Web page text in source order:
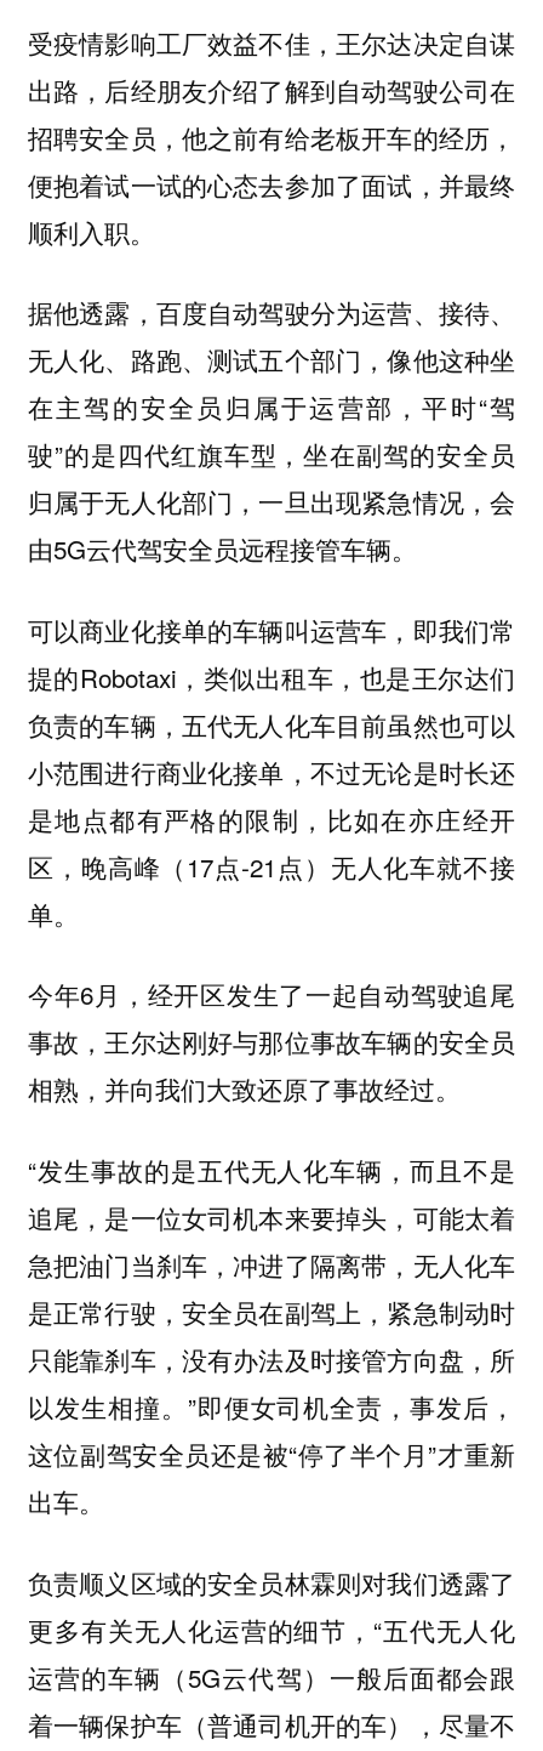
受疫情影响工厂效益不佳，王尔达决定自谋
出路，后经朋友介绍了解到自动驾驶公司在
招聘安全员，他之前有给老板开车的经历，
便抱着试一试的心态去参加了面试，并最终
顺利入职。
据他透露，百度自动驾驶分为运营、接待、
无人化、路跑、测试五个部门，像他这种坐
在主驾的安全员归属于运营部，平时“驾
驶”的是四代红旗车型，坐在副驾的安全员
归属于无人化部门，一旦出现紧急情况，会
由5G云代驾安全员远程接管车辆。
可以商业化接单的车辆叫运营车，即我们常
提的Robotaxi，类似出租车，也是王尔达们
负责的车辆，五代无人化车目前虽然也可以
小范围进行商业化接单，不过无论是时长还
是地点都有严格的限制，比如在亦庄经开
区，晚高峰（17点-21点）无人化车就不接
单。
今年6月，经开区发生了一起自动驾驶追尾
事故，王尔达刚好与那位事故车辆的安全员
相熟，并向我们大致还原了事故经过。
“发生事故的是五代无人化车辆，而且不是
追尾，是一位女司机本来要掉头，可能太着
急把油门当刹车，冲进了隔离带，无人化车
是正常行驶，安全员在副驾上，紧急制动时
只能靠刹车，没有办法及时接管方向盘，所
以发生相撞。”即便女司机全责，事发后，
这位副驾安全员还是被“停了半个月”才重新
出车。
负责顺义区域的安全员林霖则对我们透露了
更多有关无人化运营的细节，“五代无人化
运营的车辆（5G云代驾）一般后面都会跟
着一辆保护车（普通司机开的车），尽量不